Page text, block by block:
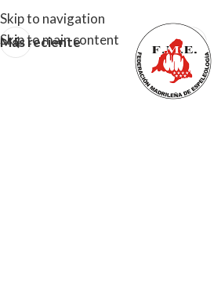
Skip to navigation
Skip to main content
MENU
Más reciente